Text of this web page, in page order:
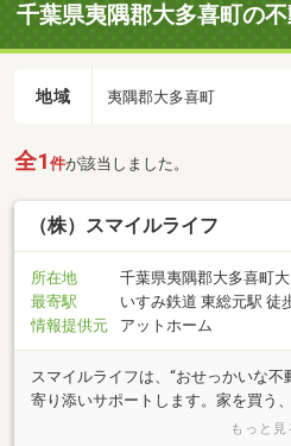
千葉県夷隅郡大多喜町の
地域 夷隅郡大多喜町
全1 件が該当しました。
（株）スマイルライフ
所在地
千葉県夷隅郡大多喜町
最寄駅
いすみ鉄道 東総元駅 徒
情報提供元
アットホーム
スマイルライフは、“おせっかいな不
寄り添いサポートします。家を買う
の人生において幾度とない大きな決
もっと見